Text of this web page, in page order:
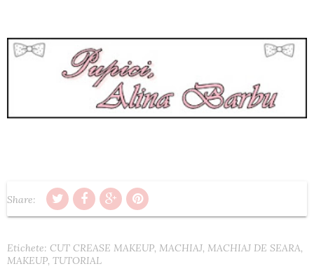
Share:
Etichete: CUT CREASE MAKEUP, MACHIAJ, MACHIAJ DE SEARA,
MAKEUP, TUTORIAL